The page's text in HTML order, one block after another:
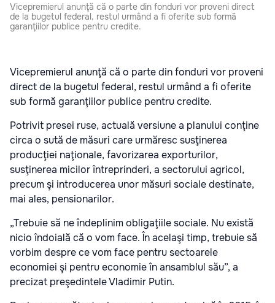
Vicepremierul anunţă că o parte din fonduri vor proveni direct
de la bugetul federal, restul urmând a fi oferite sub formă
garanţiilor publice pentru credite.
Vicepremierul anunţă că o parte din fonduri vor proveni
direct de la bugetul federal, restul urmând a fi oferite
sub formă garanţiilor publice pentru credite.
Potrivit presei ruse, actuală versiune a planului conţine
circa o sută de măsuri care urmăresc susţinerea
producţiei naţionale, favorizarea exporturilor,
susţinerea micilor întreprinderi, a sectorului agricol,
precum şi introducerea unor măsuri sociale destinate,
mai ales, pensionarilor.
„Trebuie să ne îndeplinim obligaţiile sociale. Nu există
nicio îndoială că o vom face. În acelaşi timp, trebuie să
vorbim despre ce vom face pentru sectoarele
economiei şi pentru economie în ansamblul său”, a
precizat preşedintele Vladimir Putin.